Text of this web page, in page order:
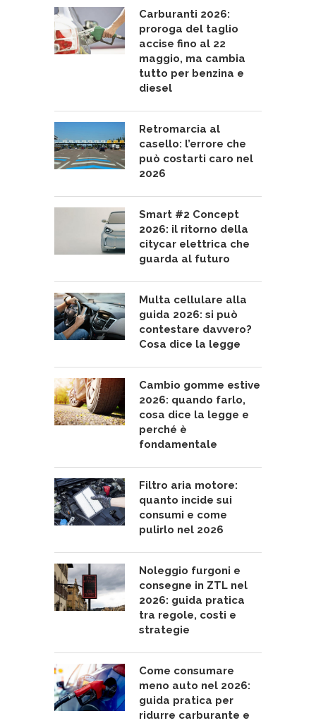
Carburanti 2026:
proroga del taglio
accise fino al 22
maggio, ma cambia
tutto per benzina e
diesel
Retromarcia al
casello: l’errore che
può costarti caro nel
2026
Smart #2 Concept
2026: il ritorno della
citycar elettrica che
guarda al futuro
Multa cellulare alla
guida 2026: si può
contestare davvero?
Cosa dice la legge
Cambio gomme estive
2026: quando farlo,
cosa dice la legge e
perché è
fondamentale
Filtro aria motore:
quanto incide sui
consumi e come
pulirlo nel 2026
Noleggio furgoni e
consegne in ZTL nel
2026: guida pratica
tra regole, costi e
strategie
Come consumare
meno auto nel 2026:
guida pratica per
ridurre carburante e